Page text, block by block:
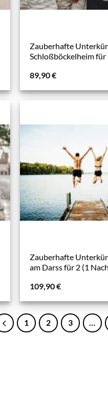
Zauberhafte
Schloßböckelheim für
89,90€
Zauberhafte
am Darss für 2 (1
109,90€
1 2 3 …